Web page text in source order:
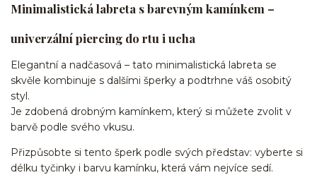
Minimalistická labreta s barevným kamínkem –
univerzální piercing do rtu i ucha
Elegantní a nadčasová – tato minimalistická labreta se
skvěle kombinuje s dalšími šperky a podtrhne váš osobitý
styl.
Je zdobená drobným kamínkem, který si můžete zvolit v
barvě podle svého vkusu.
Přizpůsobte si tento šperk podle svých představ: vyberte si
délku tyčinky i barvu kamínku, která vám nejvíce sedí.